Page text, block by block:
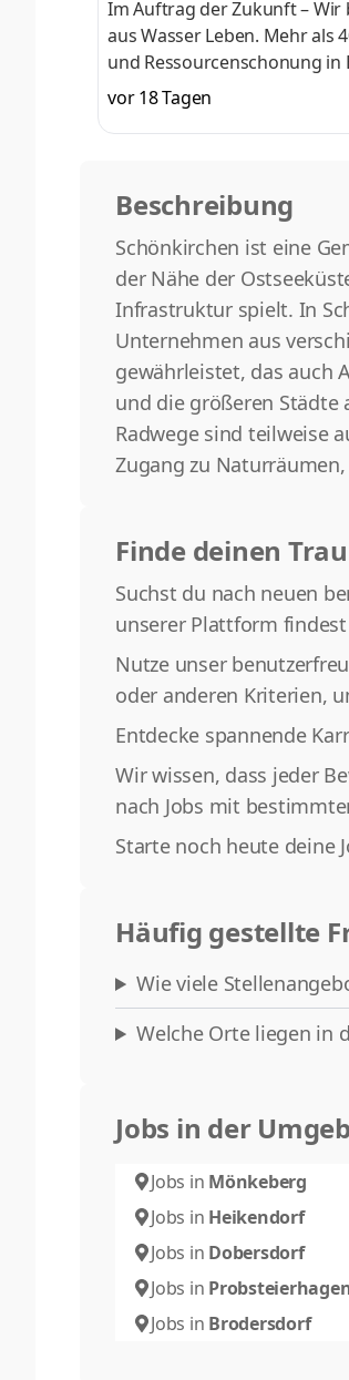
Im Auftrag der Zukunft – Wir
aus Wasser Leben. Mehr als
und Ressourcenschonung
Entgeltabrechnung (m/w/d)
unser Spezialist für die
monatlichen Lohn- und
vor 18 Tagen
Beschreibung
Schönkirchen ist eine
der Nähe der
Infrastruktur spielt. In
Unternehmen aus
gewährleistet, das auch
und die größeren Städte
Radwege sind teilweise
Zugang zu
Finde deinen
Suchst du nach neuen
unserer Plattform
Nutze unser
oder anderen Kriterien,
Entdecke spannende
Wir wissen, dass jeder
nach Jobs mit
Starte noch heute deine
Häufig gestellte
Wie viele
Welche Orte liegen in
Jobs in der
Jobs in Mönkeberg
Jobs in Heikendorf
Jobs in Dobersdorf
Jobs in
Jobs in Brodersdorf